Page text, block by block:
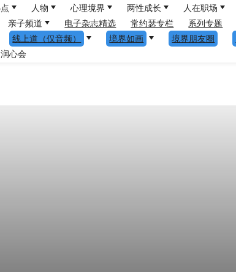
人物 心理境界 两性成长 人在职场
亲子频道 电子杂志精选 常约瑟专栏 系列专题
线上道（仅音频） 境界如画 境界朋友圈
润心会